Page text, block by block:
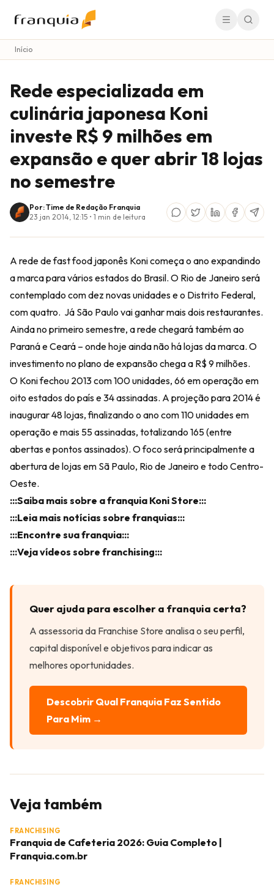
Início
Rede especializada em
culinária japonesa Koni
investe R$ 9 milhões em
expansão e quer abrir 18 lojas
no semestre
Por: Time de Redação Franquia
23 jan 2014, 12:15 • 1 min de leitura
A rede de fast food japonês Koni começa o ano expandindo
a marca para vários estados do Brasil. O Rio de Janeiro será
contemplado com dez novas unidades e o Distrito Federal,
com quatro. Já São Paulo vai ganhar mais dois restaurantes.
Ainda no primeiro semestre, a rede chegará também ao
Paraná e Ceará – onde hoje ainda não há lojas da marca. O
investimento no plano de expansão chega a R$ 9 milhões.
O Koni fechou 2013 com 100 unidades, 66 em operação em
oito estados do país e 34 assinadas. A projeção para 2014 é
inaugurar 48 lojas, finalizando o ano com 110 unidades em
operação e mais 55 assinadas, totalizando 165 (entre
abertas e pontos assinados). O foco será principalmente a
abertura de lojas em Sã Paulo, Rio de Janeiro e todo Centro-
Oeste.
:::Saiba mais sobre a franquia Koni Store:::
:::Leia mais notícias sobre franquias:::
:::Encontre sua franquia:::
:::Veja vídeos sobre franchising:::
Quer ajuda para escolher a franquia certa?
A assessoria da Franchise Store analisa o seu perfil,
capital disponível e objetivos para indicar as
melhores oportunidades.
Descobrir Qual Franquia Faz Sentido
Para Mim →
Veja também
FRANCHISING
Franquia de Cafeteria 2026: Guia Completo |
Franquia.com.br
FRANCHISING